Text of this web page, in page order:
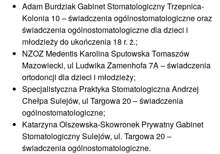
Adam Burdziak Gabinet Stomatologiczny Trzepnica-
Kolonia 10 – świadczenia ogólnostomatologiczne oraz
świadczenia ogólnostomatologiczne dla dzieci i
młodzieży do ukończenia 18 r. ż.;
NZOZ Medentis Karolina Sputowska Tomaszów
Mazowiecki, ul Ludwika Zamenhofa 7A – świadczenia
ortodoncji dla dzieci i młodzieży;
Specjalistyczna Praktyka Stomatologiczna Andrzej
Chełpa Sulejów, ul Targowa 20 – świadczenia
ogólnostomatologiczne;
Katarzyna Olszewska-Skowronek Prywatny Gabinet
Stomatologiczny Sulejów, ul. Targowa 20 –
świadczenia ogólnostomatologiczne.